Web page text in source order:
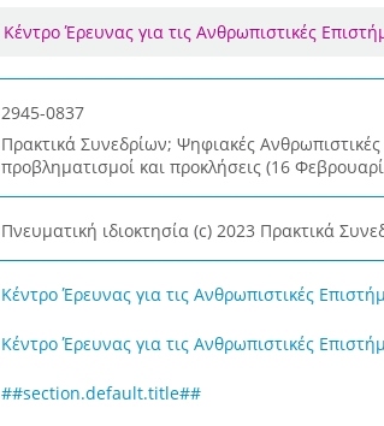
Κέντρο Έρευνας για τις Ανθρωπιστικές
2945-0837
Πρακτικά Συνεδρίων; Ψηφιακές
προβληματισμοί και προκλήσεις (16
Πνευματική ιδιοκτησία (c) 2023 Πρακτικά
Κέντρο Έρευνας για τις Ανθρωπιστικές
Κέντρο Έρευνας για τις Ανθρωπιστικές
##section.default.title##